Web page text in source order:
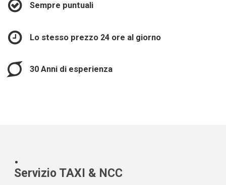
Sempre puntuali
Lo stesso prezzo 24 ore al giorno
30 Anni di esperienza
.
Servizio TAXI & NCC